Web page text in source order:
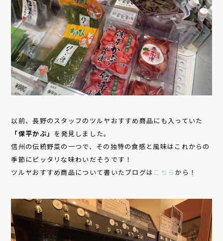
以前、長野のスタッフのツルヤおすすめ商品にも入っていた
「保平かぶ」 を発見しました。
信州の伝統野菜の一つで、その独特の食感と風味はこれからの
季節にピッタリな味わいだそうです！
ツルヤおすすめ商品について書いたブログは こちら から！